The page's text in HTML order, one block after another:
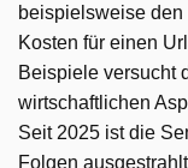
beispielsweise
Kosten für einen
Beispiele versucht
wirtschaftlichen
Seit 2025 ist die
Folgen